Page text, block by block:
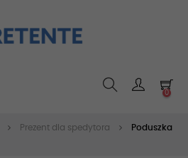
0
Prezent dla spedytora
Poduszka